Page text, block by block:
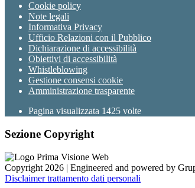
Cookie policy
Note legali
Informativa Privacy
Ufficio Relazioni con il Pubblico
Dichiarazione di accessibilità
Obiettivi di accessibilità
Whistleblowing
Gestione consensi cookie
Amministrazione trasparente
Pagina visualizzata 1425 volte
Sezione Copyright
Copyright 2026 | Engineered and powered by
Disclaimer trattamento dati personali